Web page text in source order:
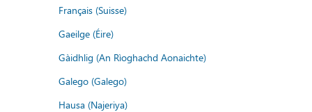
Français (Suisse)
Gaeilge (Éire)
Gàidhlig (An Rìoghachd Aonaichte)
Galego (Galego)
Hausa (Najeriya)